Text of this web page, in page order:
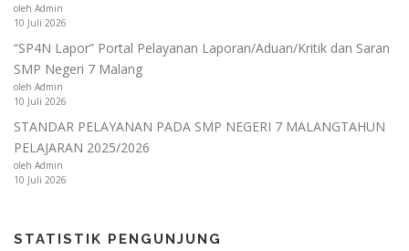
oleh Admin
10 Juli 2026
“SP4N Lapor” Portal Pelayanan Laporan/Aduan/Kritik dan Saran
SMP Negeri 7 Malang
oleh Admin
10 Juli 2026
STANDAR PELAYANAN PADA SMP NEGERI 7 MALANGTAHUN
PELAJARAN 2025/2026
oleh Admin
10 Juli 2026
STATISTIK PENGUNJUNG